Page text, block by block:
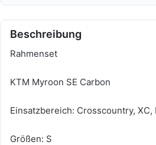
Beschreibung
Rahmenset
KTM Myroon SE Carbon
Einsatzbereich: Crosscountry, XC,
Größen: S